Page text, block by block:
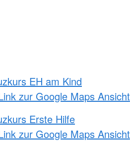
EH am Kind
zur Google Maps Ansicht
Erste Hilfe
zur Google Maps Ansicht